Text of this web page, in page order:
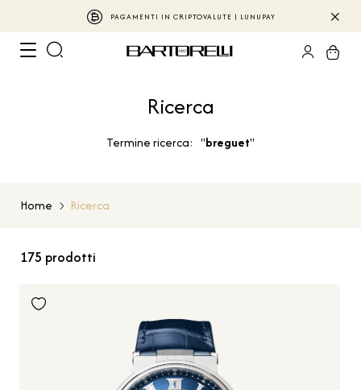
PAGAMENTI IN CRIPTOVALUTE | LUNUPAY
Ricerca
Termine ricerca: "breguet"
Home Ricerca
175 prodotti